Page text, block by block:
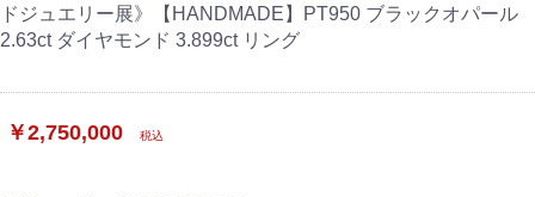
ドジュエリー展》【HANDMADE】PT950 ブラックオパール
2.63ct ダイヤモンド 3.899ct リング
￥2,750,000 税込